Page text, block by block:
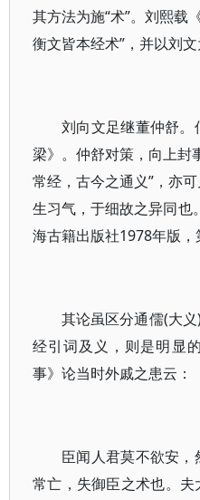
其方法为施“术”。刘熙载
衡文皆本经术”，并以刘文
刘向文足继董仲舒
梁》。仲舒对策，向上封
常经，古今之通义”，亦
生习气，于细故之异同也
海古籍出版社1978年版，
其论虽区分通儒(大
经引词及义，则是明显
事》论当时外戚之患云：
臣闻人君莫不欲安
常亡，失御臣之术也。